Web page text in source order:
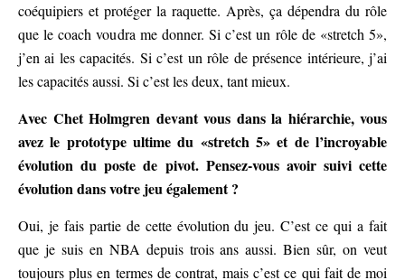
coéquipiers et protéger la raquette. Après, ça dépendra du rôle
que le coach voudra me donner. Si c’est un rôle de «stretch 5»,
j’en ai les capacités. Si c’est un rôle de présence intérieure, j’ai
les capacités aussi. Si c’est les deux, tant mieux.
Avec Chet Holmgren devant vous dans la hiérarchie, vous
avez le prototype ultime du «stretch 5» et de l’incroyable
évolution du poste de pivot. Pensez-vous avoir suivi cette
évolution dans votre jeu également ?
Oui, je fais partie de cette évolution du jeu. C’est ce qui a fait
que je suis en NBA depuis trois ans aussi. Bien sûr, on veut
toujours plus en termes de contrat, mais c’est ce qui fait de moi